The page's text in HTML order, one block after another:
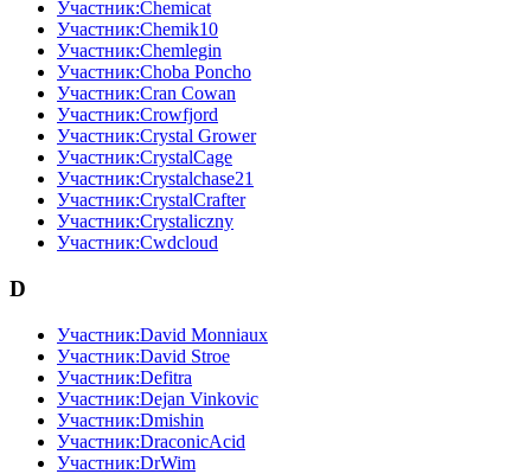
Участник:Chemicat
Участник:Chemik10
Участник:Chemlegin
Участник:Choba Poncho
Участник:Cran Cowan
Участник:Crowfjord
Участник:Crystal Grower
Участник:CrystalCage
Участник:Crystalchase21
Участник:CrystalCrafter
Участник:Crystaliczny
Участник:Cwdcloud
D
Участник:David Monniaux
Участник:David Stroe
Участник:Defitra
Участник:Dejan Vinkovic
Участник:Dmishin
Участник:DraconicAcid
Участник:DrWim